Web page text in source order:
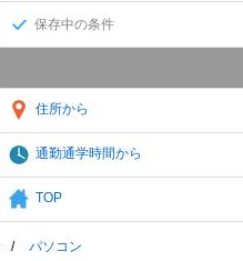
保存中の条件
住所から
通勤通学時間から
TOP
パソコン